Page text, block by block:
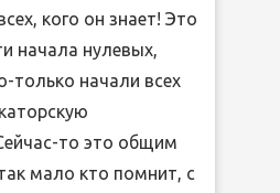
кого он знает! Это
начала нулевых,
только начали всех
то это общим
мало кто помнит, с